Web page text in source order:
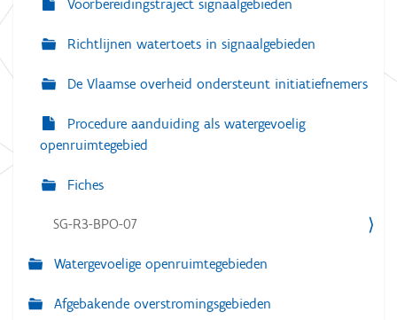
Voorbereidingstraject signaalgebieden
Richtlijnen watertoets in signaalgebieden
De Vlaamse overheid ondersteunt initiatiefnemers
Procedure aanduiding als watergevoelig
openruimtegebied
Fiches
SG-R3-BPO-07
Watergevoelige openruimtegebieden
Afgebakende overstromingsgebieden